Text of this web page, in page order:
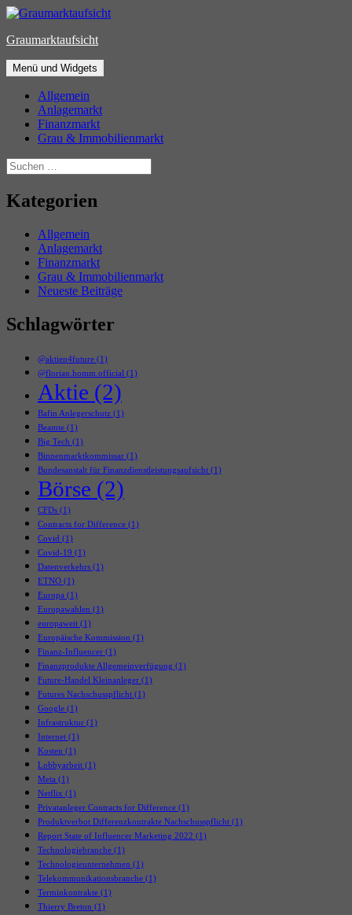
Zum
springen
Graumarktaufsicht
Menü und Widgets
Allgemein
Anlagemarkt
Finanzmarkt
Grau & Immobilienmarkt
Suchen
nach:
Kategorien
Allgemein
Anlagemarkt
Finanzmarkt
Grau & Immobilienmarkt
Neueste Beiträge
Schlagwörter
@aktien4future (1)
@florian.homm.official (1)
Aktie (2)
Bafin Anlegerschutz (1)
Beamte (1)
Big Tech (1)
Binnenmarktkommissar (1)
Bundesanstalt für Finanzdienstleistungsaufsicht (1)
Börse (2)
CFDs (1)
Contracts for Difference (1)
Covid (1)
Covid-19 (1)
Datenverkehrs (1)
ETNO (1)
Europa (1)
Europawahlen (1)
europaweit (1)
Europäische Kommission (1)
Finanz-Influencer (1)
Finanzprodukte Allgemeinverfügung (1)
Future-Handel Kleinanleger (1)
Futures Nachschusspflicht (1)
Google (1)
Infrastruktur (1)
Internet (1)
Kosten (1)
Lobbyarbeit (1)
Meta (1)
Netflix (1)
Privatanleger Contracts for Difference (1)
Produktverbot Differenzkontrakte Nachschusspflicht (1)
Report State of Influencer Marketing 2022 (1)
Technologiebranche (1)
Technologieunternehmen (1)
Telekommunikationsbranche (1)
Terminkontrakte (1)
Thierry Breton (1)